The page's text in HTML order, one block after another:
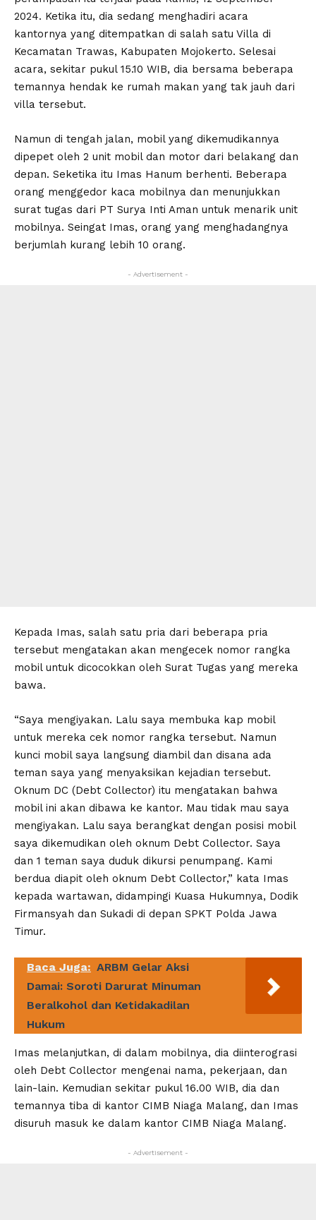
2024. Ketika itu, dia sedang menghadiri acara
kantornya yang ditempatkan di salah satu Villa di
Kecamatan Trawas, Kabupaten Mojokerto. Selesai
acara, sekitar pukul 15.10 WIB, dia bersama beberapa
temannya hendak ke rumah makan yang tak jauh dari
villa tersebut.
Namun di tengah jalan, mobil yang dikemudikannya
dipepet oleh 2 unit mobil dan motor dari belakang dan
depan. Seketika itu Imas Hanum berhenti. Beberapa
orang menggedor kaca mobilnya dan menunjukkan
surat tugas dari PT Surya Inti Aman untuk menarik unit
mobilnya. Seingat Imas, orang yang menghadangnya
berjumlah kurang lebih 10 orang.
- Advertisement -
Kepada Imas, salah satu pria dari beberapa pria
tersebut mengatakan akan mengecek nomor rangka
mobil untuk dicocokkan oleh Surat Tugas yang mereka
bawa.
“Saya mengiyakan. Lalu saya membuka kap mobil
untuk mereka cek nomor rangka tersebut. Namun
kunci mobil saya langsung diambil dan disana ada
teman saya yang menyaksikan kejadian tersebut.
Oknum DC (Debt Collector) itu mengatakan bahwa
mobil ini akan dibawa ke kantor. Mau tidak mau saya
mengiyakan. Lalu saya berangkat dengan posisi mobil
saya dikemudikan oleh oknum Debt Collector. Saya
dan 1 teman saya duduk dikursi penumpang. Kami
berdua diapit oleh oknum Debt Collector,” kata Imas
kepada wartawan, didampingi Kuasa Hukumnya, Dodik
Firmansyah dan Sukadi di depan SPKT Polda Jawa
Timur.
Baca Juga: ARBM Gelar Aksi
Damai: Soroti Darurat Minuman
Beralkohol dan Ketidakadilan
Hukum
Imas melanjutkan, di dalam mobilnya, dia diinterograsi
oleh Debt Collector mengenai nama, pekerjaan, dan
lain-lain. Kemudian sekitar pukul 16.00 WIB, dia dan
temannya tiba di kantor CIMB Niaga Malang, dan Imas
disuruh masuk ke dalam kantor CIMB Niaga Malang.
- Advertisement -